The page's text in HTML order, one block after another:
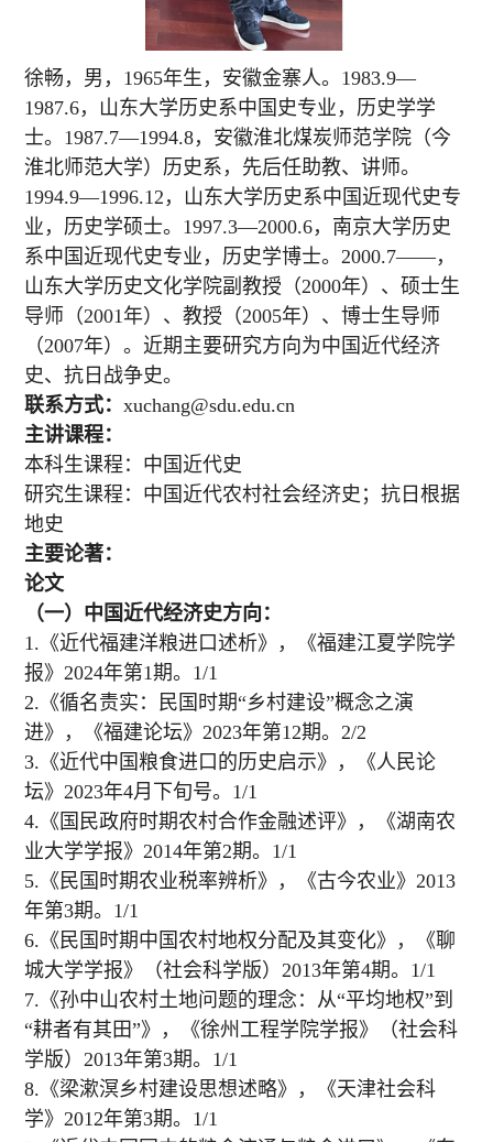
徐畅 ， 男，1965年生，安徽金寨人。1983.9—
1987.6，山东大学历史系中国史专业，历史学学
士。1987.7—1994.8，安徽淮北煤炭师范学院（今
淮北师范大学）历史系，先后任助教、讲师。
1994.9—1996.12，山东大学历史系中国近现代史专
业，历史学硕士。1997.3—2000.6，南京大学历史
系中国近现代史专业，历史学博士。2000.7——，
山东大学历史文化学院副教授（2000年）、硕士生
导师（2001年）、教授（2005年）、博士生导师
（2007年）。近期主要研究方向为中国近代经济
史、抗日战争史。
联系方式：xuchang@sdu.edu.cn
主讲课程：
本科生课程：中国近代史
研究生课程：中国近代农村社会经济史；抗日根据
地史
主要论著：
论文
（一）中国近代经济史方向：
1.《近代福建洋粮进口述析》，《福建江夏学院学
报》2024年第1期。1/1
2.《循名责实：民国时期“乡村建设”概念之演
进》，《福建论坛》2023年第12期。2/2
3.《近代中国粮食进口的历史启示》，《人民论
坛》2023年4月下旬号。1/1
4.《国民政府时期农村合作金融述评》，《湖南农
业大学学报》2014年第2期。1/1
5.《民国时期农业税率辨析》，《古今农业》2013
年第3期。1/1
6.《民国时期中国农村地权分配及其变化》，《聊
城大学学报》（社会科学版）2013年第4期。1/1
7.《孙中山农村土地问题的理念：从“平均地权”到
“耕者有其田”》，《徐州工程学院学报》（社会科
学版）2013年第3期。1/1
8.《梁漱溟乡村建设思想述略》，《天津社会科
学》2012年第3期。1/1